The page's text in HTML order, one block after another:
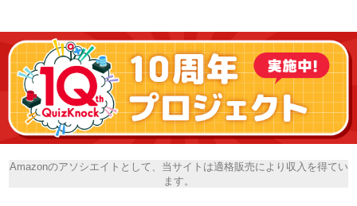
Amazonのアソシエイトとして、当サイトは適格販売により収入を得てい
ます。